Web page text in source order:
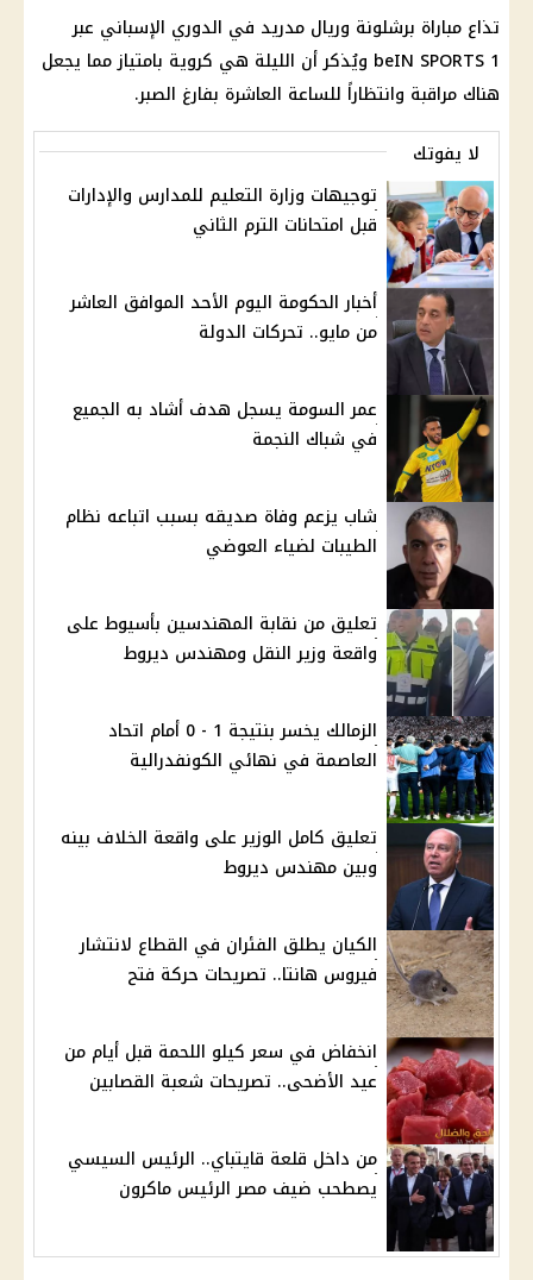
تذاع مباراة برشلونة وريال مدريد في الدوري الإسباني عبر
beIN SPORTS 1 ويُذكر أن الليلة هي كروية بامتياز مما يجعل
هناك مراقبة وانتظاراً للساعة العاشرة بفارغ الصبر.
لا يفوتك
توجيهات وزارة التعليم للمدارس والإدارات
قبل امتحانات الترم الثاني
أخبار الحكومة اليوم الأحد الموافق العاشر
من مايو.. تحركات الدولة
عمر السومة يسجل هدف أشاد به الجميع
في شباك النجمة
شاب يزعم وفاة صديقه بسبب اتباعه نظام
الطيبات لضياء العوضي
تعليق من نقابة المهندسين بأسيوط على
واقعة وزير النقل ومهندس ديروط
الزمالك يخسر بنتيجة 1 - 0 أمام اتحاد
العاصمة في نهائي الكونفدرالية
تعليق كامل الوزير على واقعة الخلاف بينه
وبين مهندس ديروط
الكيان يطلق الفئران في القطاع لانتشار
فيروس هانتا.. تصريحات حركة فتح
انخفاض في سعر كيلو اللحمة قبل أيام من
عيد الأضحى.. تصريحات شعبة القصابين
من داخل قلعة قايتباي.. الرئيس السيسي
يصطحب ضيف مصر الرئيس ماكرون